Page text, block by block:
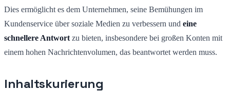
Dies ermöglicht es dem Unternehmen, seine Bemühungen im
Kundenservice über soziale Medien zu verbessern und eine
schnellere Antwort zu bieten, insbesondere bei großen Konten mit
einem hohen Nachrichtenvolumen, das beantwortet werden muss.
Inhaltskurierung